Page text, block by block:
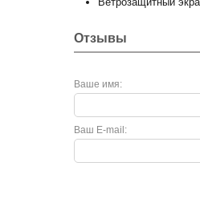
Отзывы
Ваше имя:
Ваш E-mail: